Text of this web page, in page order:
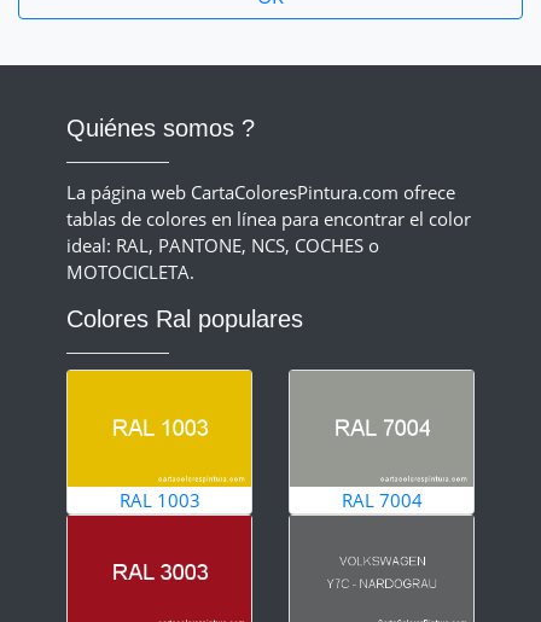
Quiénes somos ?
La página web CartaColoresPintura.com ofrece
tablas de colores en línea para encontrar el color
ideal: RAL, PANTONE, NCS, COCHES o
MOTOCICLETA.
Colores Ral populares
RAL 1003 RAL 7004